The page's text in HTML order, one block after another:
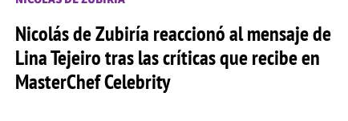
Nicolás de Zubiría reaccionó al mensaje de
Lina Tejeiro tras las críticas que recibe en
MasterChef Celebrity